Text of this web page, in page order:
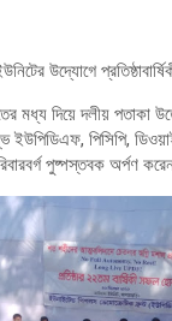
উদ্যোগে
মধ্য দিয়ে দলীয় পতাকা
ইউপিডিএফ, পিসিপি,
পুষ্পস্তবক অর্পণ